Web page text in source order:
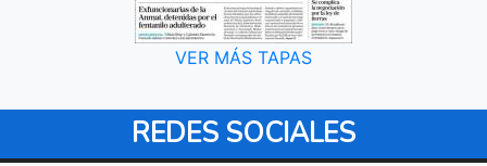
VER MÁS TAPAS
REDES SOCIALES